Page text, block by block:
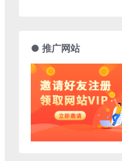
● 推广网站